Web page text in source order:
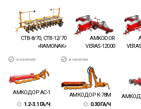
СТВ-8/70, СТВ-12/70
«RAMONAK»
AMKODOR
VERAS-12000
АМКОДОР АС-1
1.2-3.1 ГА/Ч
АМКОДОР К-78М
0.30 ГА/Ч